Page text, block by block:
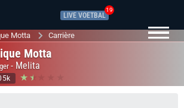
LIVE VOETBAL
19
Motta Carrière
Motta
- Melita